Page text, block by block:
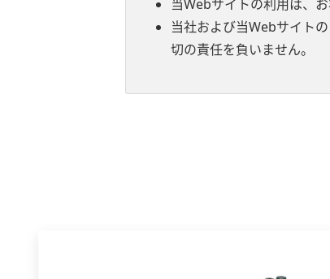
当Webサイトの利用は、
当社および当Webサイト
切の責任を負いません。